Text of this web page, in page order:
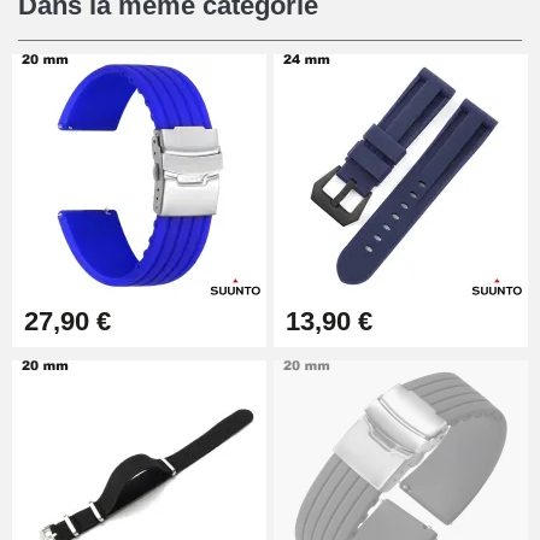
Pied à Coulisse Numérique
9,90 €
Pince à Poinçonner (pince trou)
57,42 €
Pince Trou pour Bracelet de
Kit Horlogerie Débutant
27,90 € 13,90 €